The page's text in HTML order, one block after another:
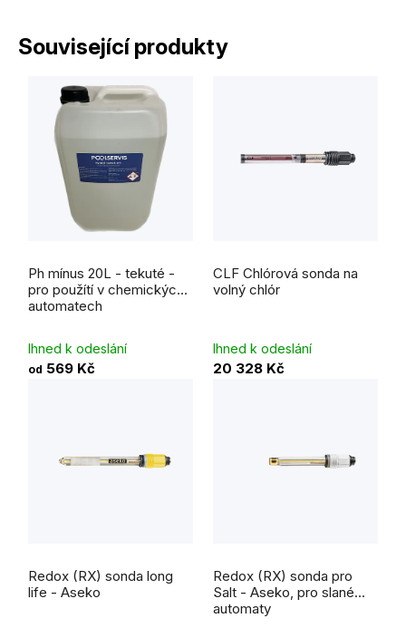
Související produkty
Ph mínus 20L - tekuté -
pro použítí v chemických
automatech
Ihned k odeslání
od 569 Kč
CLF Chlórová sonda na
volný chlór
Ihned k odeslání
20 328 Kč
Redox (RX) sonda long
life - Aseko
Redox (RX) sonda pro
Salt - Aseko, pro slané
automaty